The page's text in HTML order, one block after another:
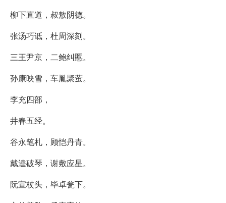
柳下直道，叔敖阴德。
张汤巧诋，杜周深刻。
三王尹京，二鲍纠慝。
孙康映雪，车胤聚萤。
李充四部，
井春五经。
谷永笔札，顾恺丹青。
戴逵破琴，谢敷应星。
阮宣杖头，毕卓瓮下。